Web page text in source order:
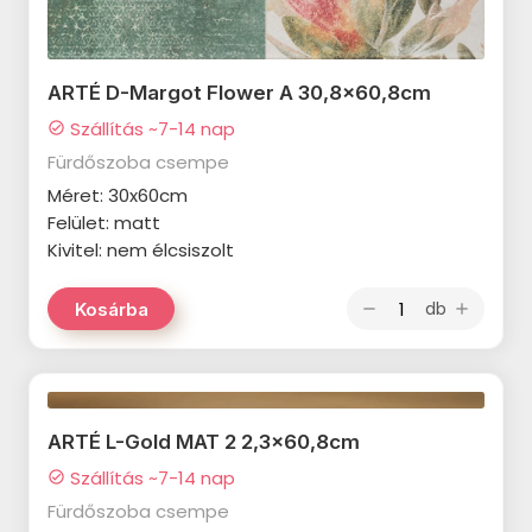
IDEA Ceramica Vernissage
termékcsalád
IDEA Ceramica Brava
termékcsalád
IDEA Ceramica Essenziale
termékcsalád
PARADYZ Natura termékcsalád
PARADYZ Dream termékcsalád
PARADYZ Emilly Grys termékcsalád
PARADYZ Symetry termékcsalád
PARADYZ Sunlight Stone
termékcsalád
PARADYZ Palazzo termékcsalád
SANT'AGOSTINO Blendart
termékcsalád
SANT'AGOSTINO Digitalart
termékcsalád
SANT'AGOSTINO From
termékcsalád
termékcsalád
SANT'AGOSTINO New Deco
termékcsalád
SANT'AGOSTINO Oxidart
termékcsalád
TUBADZIN Aulla termékcsalád
ARTÉ D-Margot Flower A 30,8x60,8cm
check_circle Szállítás ~7-14 nap
Fürdőszoba csempe
Méret: 30x60cm
Felület: matt
Kivitel: nem élcsiszolt
Kosárba remove db add
ARTÉ L-Gold MAT 2 2,3x60,8cm
check_circle Szállítás ~7-14 nap
Fürdőszoba csempe